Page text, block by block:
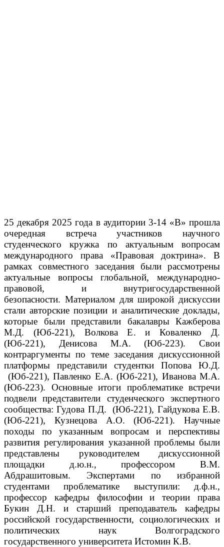
25 декабря 2025 года в аудитории 3-14 «В» прошла
очередная встреча участников научного
студенческого кружка по актуальным вопросам
международного права «Правовая доктрина». В
рамках совместного заседания были рассмотрены
актуальные вопросы глобальной, международно-
правовой, и внутригосударственной
безопасности. Материалом для широкой дискуссии
стали авторские позиции и аналитические доклады,
которые были представили бакалавры Кажберова
М.Д. (Юб-221), Волкова Е. и Коваленко Д.
(Юб-221), Денисова М.А. (Юб-223). Свои
контраргументы по теме заседания дискуссионной
платформы представили студентки Попова Ю.Д.
(Юб-221), Павленко Е.А. (Юб-221), Иванова М.А.
(Юб-223). Основные итоги проблематике встречи
подвели представители студенческого экспертного
сообщества: Гудова П.Д. (Юб-221), Гайдукова Е.В.
(Юб-221), Кузнецова А.О. (Юб-221). Научные
походы по указанным вопросам и перспективы
развития регулирования указанной проблемы были
представлены руководителем дискуссионной
площадки д.ю.н., профессором В.М.
Абдрашитовым. Экспертами по избранной
студентами проблематике выступили: д.ф.н.,
профессор кафедры философии и теории права
Букин Д.Н. и старший преподаватель кафедры
российской государственности, социологических и
политических наук Волгоградского
государственного университета Истомин К.В.